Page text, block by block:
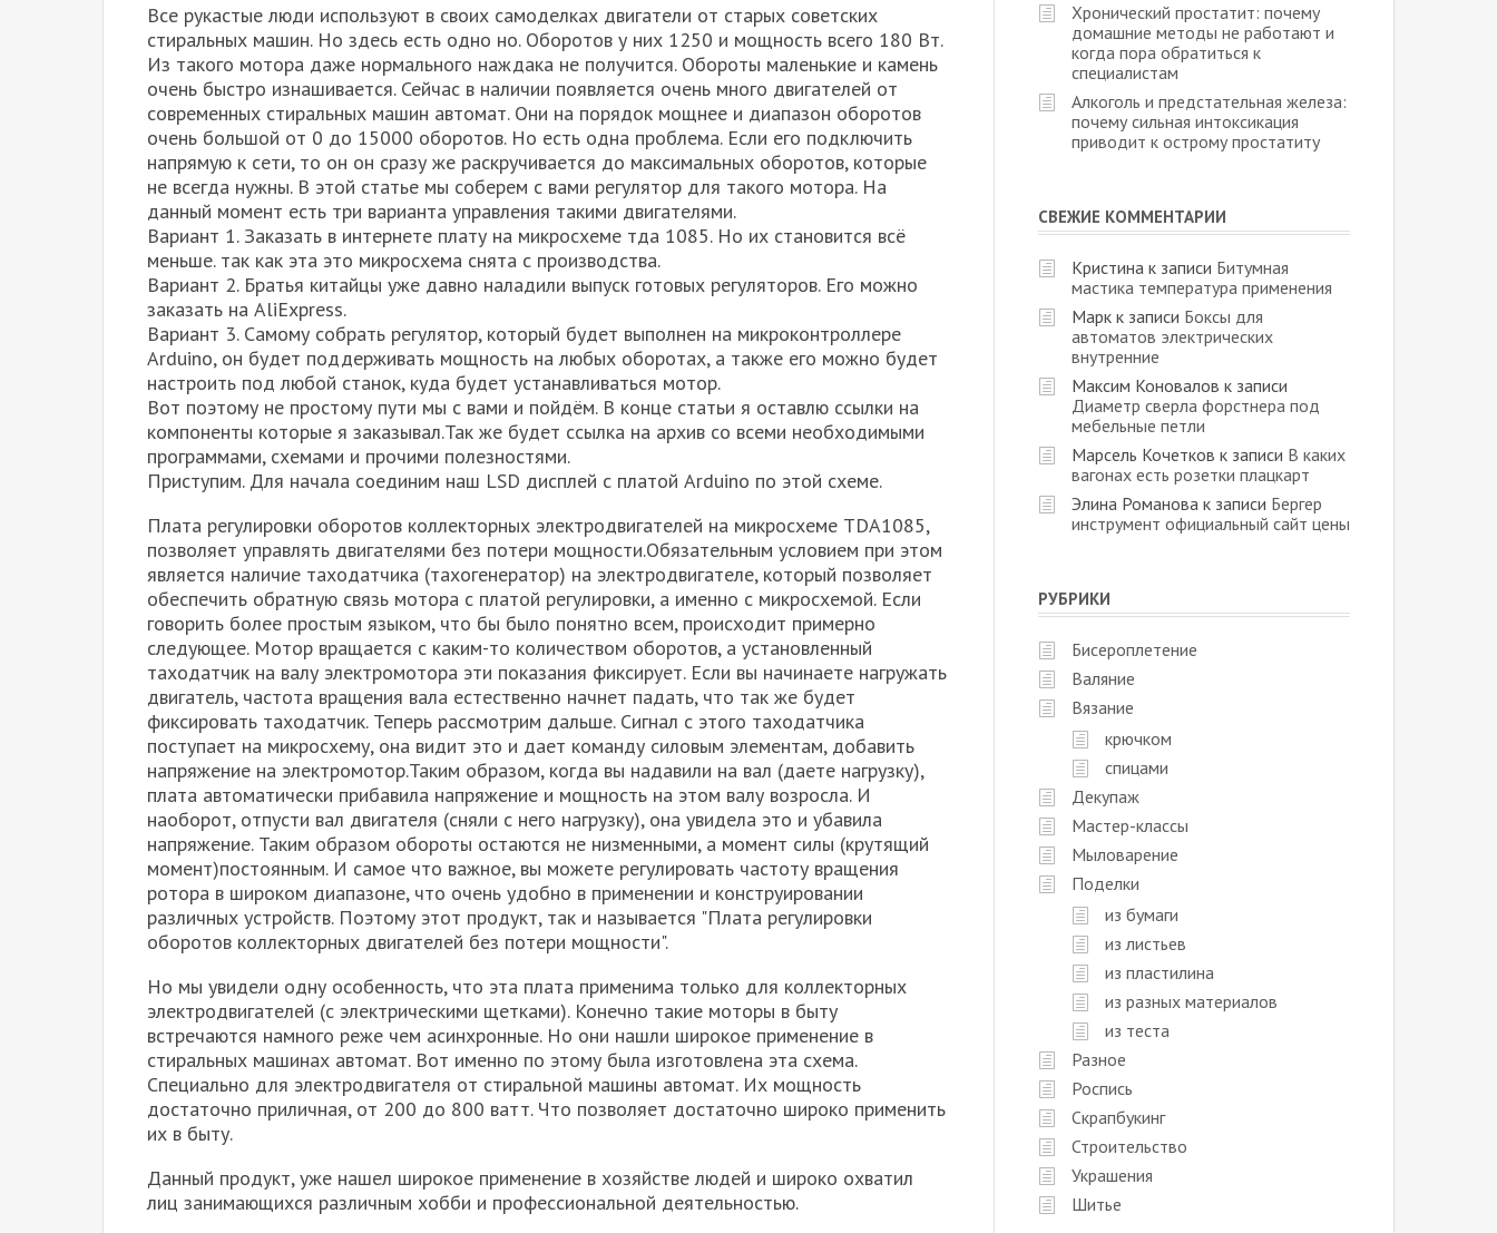
Все рукастые люди используют в своих самоделках двигатели от старых советских
стиральных машин. Но здесь есть одно но. Оборотов у них 1250 и мощность всего 180 Вт.
Из такого мотора даже нормального наждака не получится. Обороты маленькие и камень
очень быстро изнашивается. Сейчас в наличии появляется очень много двигателей от
современных стиральных машин автомат. Они на порядок мощнее и диапазон оборотов
очень большой от 0 до 15000 оборотов. Но есть одна проблема. Если его подключить
напрямую к сети, то он он сразу же раскручивается до максимальных оборотов, которые
не всегда нужны. В этой статье мы соберем с вами регулятор для такого мотора. На
данный момент есть три варианта управления такими двигателями.
Вариант 1. Заказать в интернете плату на микросхеме тда 1085. Но их становится всё
меньше. так как эта это микросхема снята с производства.
Вариант 2. Братья китайцы уже давно наладили выпуск готовых регуляторов. Его можно
заказать на AliExpress.
Вариант 3. Самому собрать регулятор, который будет выполнен на микроконтроллере
Arduino, он будет поддерживать мощность на любых оборотах, а также его можно будет
настроить под любой станок, куда будет устанавливаться мотор.
Вот поэтому не простому пути мы с вами и пойдём. В конце статьи я оставлю ссылки на
компоненты которые я заказывал.Так же будет ссылка на архив со всеми необходимыми
программами, схемами и прочими полезностями.
Приступим. Для начала соединим наш LSD дисплей с платой Arduino по этой схеме.
Плата регулировки оборотов коллекторных электродвигателей на микросхеме TDA1085,
позволяет управлять двигателями без потери мощности.Обязательным условием при этом
является наличие таходатчика (тахогенератор) на электродвигателе, который позволяет
обеспечить обратную связь мотора с платой регулировки, а именно с микросхемой. Если
говорить более простым языком, что бы было понятно всем, происходит примерно
следующее. Мотор вращается с каким-то количеством оборотов, а установленный
таходатчик на валу электромотора эти показания фиксирует. Если вы начинаете нагружать
двигатель, частота вращения вала естественно начнет падать, что так же будет
фиксировать таходатчик. Теперь рассмотрим дальше. Сигнал с этого таходатчика
поступает на микросхему, она видит это и дает команду силовым элементам, добавить
напряжение на электромотор.Таким образом, когда вы надавили на вал (даете нагрузку),
плата автоматически прибавила напряжение и мощность на этом валу возросла. И
наоборот, отпусти вал двигателя (сняли с него нагрузку), она увидела это и убавила
напряжение. Таким образом обороты остаются не низменными, а момент силы (крутящий
момент)постоянным. И самое что важное, вы можете регулировать частоту вращения
ротора в широком диапазоне, что очень удобно в применении и конструировании
различных устройств. Поэтому этот продукт, так и называется "Плата регулировки
оборотов коллекторных двигателей без потери мощности".
Но мы увидели одну особенность, что эта плата применима только для коллекторных
электродвигателей (с электрическими щетками). Конечно такие моторы в быту
встречаются намного реже чем асинхронные. Но они нашли широкое применение в
стиральных машинах автомат. Вот именно по этому была изготовлена эта схема.
Специально для электродвигателя от стиральной машины автомат. Их мощность
достаточно приличная, от 200 до 800 ватт. Что позволяет достаточно широко применить
их в быту.
Данный продукт, уже нашел широкое применение в хозяйстве людей и широко охватил
лиц занимающихся различным хобби и профессиональной деятельностью.
Хронический простатит: почему
домашние методы не работают и
когда пора обратиться к
специалистам
Алкоголь и предстательная железа:
почему сильная интоксикация
приводит к острому простатиту
СВЕЖИЕ КОММЕНТАРИИ
Кристина к записи Битумная
мастика температура применения
Марк к записи Боксы для
автоматов электрических
внутренние
Максим Коновалов к записи
Диаметр сверла форстнера под
мебельные петли
Марсель Кочетков к записи В каких
вагонах есть розетки плацкарт
Элина Романова к записи Бергер
инструмент официальный сайт цены
РУБРИКИ
Бисероплетение
Валяние
Вязание
крючком
спицами
Декупаж
Мастер-классы
Мыловарение
Поделки
из бумаги
из листьев
из пластилина
из разных материалов
из теста
Разное
Роспись
Скрапбукинг
Строительство
Украшения
Шитье